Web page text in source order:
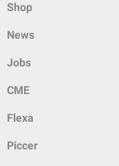
Shop
News
Jobs
CME
Flexa
Piccer